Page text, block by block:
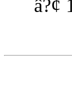
â?¢